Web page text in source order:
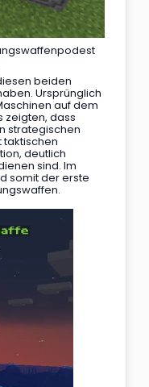
beiden
Ursprünglich
auf dem
zeigten, dass
strategischen
taktischen
deutlich
sind. Im
somit der erste